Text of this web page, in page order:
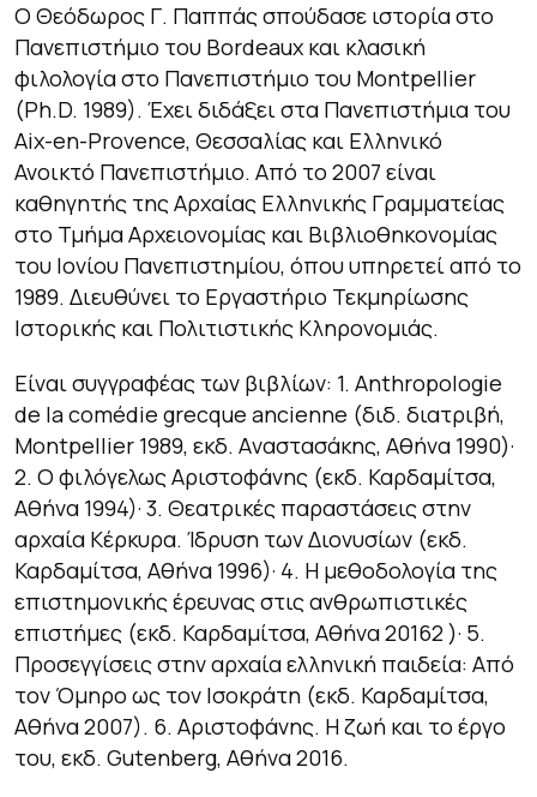
Ο Θεόδωρος Γ. Παππάς σπούδασε ιστορία στο
Πανεπιστήμιο του Bordeaux και κλασική
φιλολογία στο Πανεπιστήμιο του Montpellier
(Ph.D. 1989). Έχει διδάξει στα Πανεπιστήμια του
Aix-en-Provence, Θεσσαλίας και Ελληνικό
Ανοικτό Πανεπιστήμιο. Από το 2007 είναι
καθηγητής της Αρχαίας Ελληνικής Γραμματείας
στο Τμήμα Αρχειονομίας και Βιβλιοθηκονομίας
του Ιονίου Πανεπιστημίου, όπου υπηρετεί από το
1989. Διευθύνει το Εργαστήριο Τεκμηρίωσης
Ιστορικής και Πολιτιστικής Κληρονομιάς.
Είναι συγγραφέας των βιβλίων: 1. Anthropologie
de la comédie grecque ancienne (διδ. διατριβή,
Montpellier 1989, εκδ. Aναστασάκης, Aθήνα 1990)·
2. O φιλόγελως Aριστοφάνης (εκδ. Καρδαμίτσα,
Aθήνα 1994)· 3. Θεατρικές παραστάσεις στην
αρχαία Κέρκυρα. Ίδρυση των Διονυσίων (εκδ.
Καρδαμίτσα, Αθήνα 1996)· 4. Η μεθοδολογία της
επιστημονικής έρευνας στις ανθρωπιστικές
επιστήμες (εκδ. Καρδαμίτσα, Αθήνα 20162 )· 5.
Προσεγγίσεις στηναρχαία ελληνική παιδεία: Από
τον Όμηρο ως τον Ισοκράτη (εκδ. Καρδαμίτσα,
Αθήνα 2007). 6. Αριστοφάνης. Η ζωή και το έργο
του, εκδ. Gutenberg, Αθήνα 2016.